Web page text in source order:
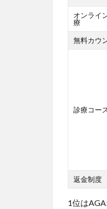
オンライ
療
無料カウ
診療コー
返金制度
1位は